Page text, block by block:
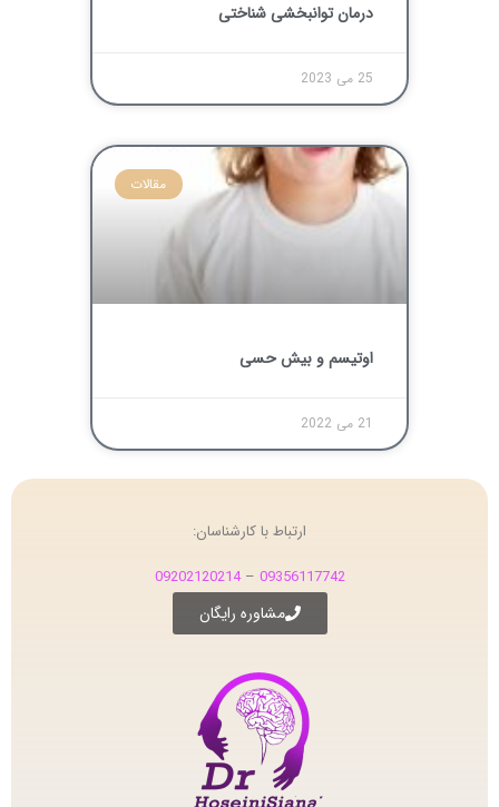
درمان توانبخشی شناختی
25 می 2023
مقالات
اوتیسم و بیش حسی
21 می 2022
ارتباط با کارشناسان:
09356117742
–
09202120214
مشاوره رایگان